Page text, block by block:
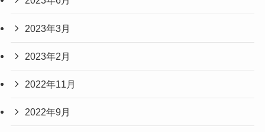
2023年3月
2023年2月
2022年11月
2022年9月